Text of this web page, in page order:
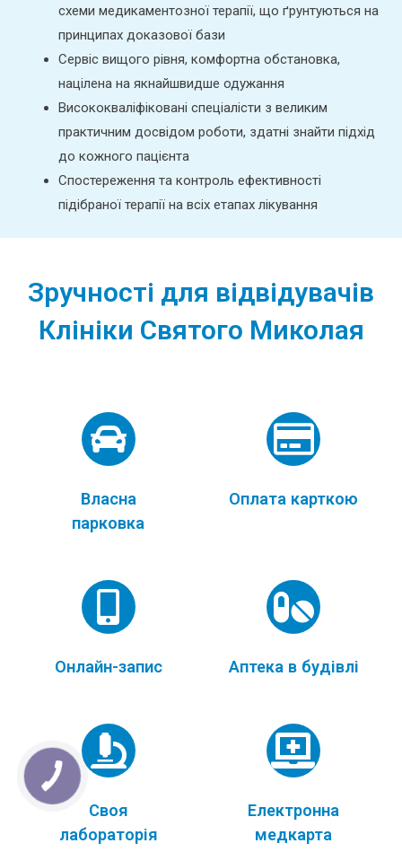
схеми медикаментозної терапії, що ґрунтуються на
принципах доказової бази
Сервіс вищого рівня, комфортна обстановка,
націлена на якнайшвидше одужання
Висококваліфіковані спеціалісти з великим
практичним досвідом роботи, здатні знайти підхід
до кожного пацієнта
Спостереження та контроль ефективності
підібраної терапії на всіх етапах лікування
Зручності для відвідувачів
Клініки Святого Миколая
Власна
парковка
Оплата карткою
Онлайн-запис Аптека в будівлі
Своя
лабораторія
Електронна
медкарта